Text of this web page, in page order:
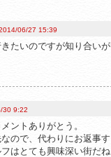
06/27 15:39
たいのですが知り合い
30 9:22
ントありがとう。
ので、代わりにお返事す
はとても興味深い街だね